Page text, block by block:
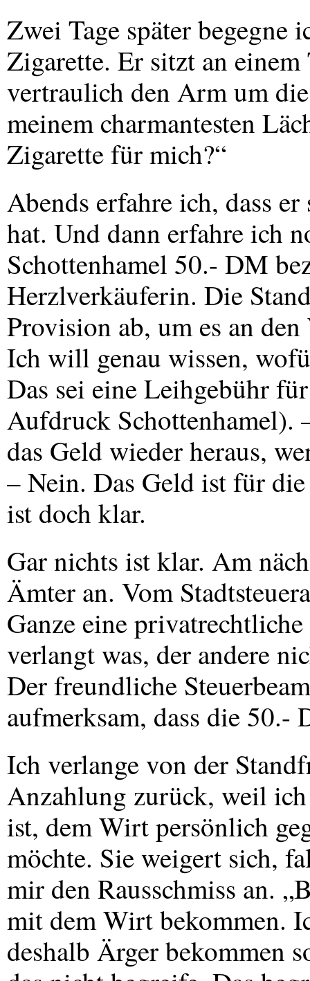
Zwei Tage später begegne
Zigarette. Er sitzt an
vertraulich den Arm um
meinem charmantesten
Zigarette für mich?“
Abends erfahre ich, dass
hat. Und dann erfahre ich
Schottenhamel 50.- DM
Herzlverkäuferin. Die
Provision ab, um es an
Ich will genau wissen,
Das sei eine Leihgebühr
Aufdruck Schottenhamel).
das Geld wieder heraus,
– Nein. Das Geld ist für
ist doch klar.
Gar nichts ist klar. Am
Ämter an. Vom
Ganze eine
verlangt was, der andere
Der freundliche
aufmerksam, dass die 50.-
Ich verlange von der
Anzahlung zurück, weil
ist, dem Wirt persönlich
möchte. Sie weigert sich,
mir den Rausschmiss an.
mit dem Wirt bekommen.
deshalb Ärger bekommen